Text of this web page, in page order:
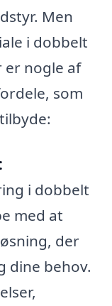
Men
i dobbelt
er nogle af
som
i dobbelt
med at
der
dine behov.